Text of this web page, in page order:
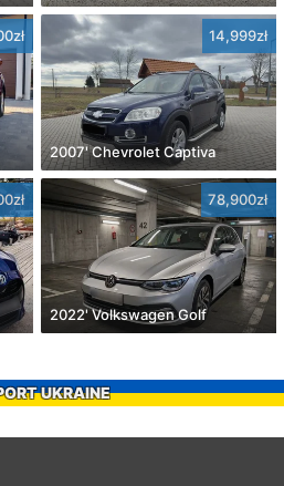
14,999zł
2007' Chevrolet Captiva
78,900zł
2022' Volkswagen Golf
UKRAINE